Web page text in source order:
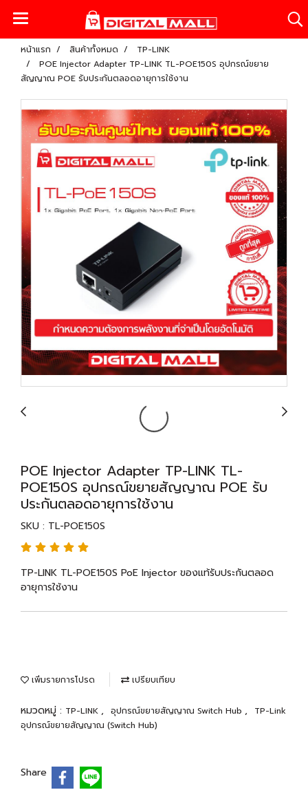
หน้าแรก สินค้าทั้งหมด
TP-LINK
POE Injector Adapter TP-LINK TL-POE150S อุปกรณ์ขยาย
สัญญาณ POE รับประกันตลอดอายุการใช้งาน
POE Injector Adapter TP-LINK TL-
POE150S อุปกรณ์ขยายสัญญาณ POE รับ
ประกันตลอดอายุการใช้งาน
SKU : TL-POE150S
TP-LINK TL-POE150S PoE Injector ของแท้รับประกันตลอด
อายุการใช้งาน
เพิ่มรายการโปรด เปรียบเทียบ
หมวดหมู่ : TP-LINK , อุปกรณ์ขยายสัญญาณ Switch Hub ,
TP-Link
อุปกรณ์ขยายสัญญาณ (Switch Hub)
Share